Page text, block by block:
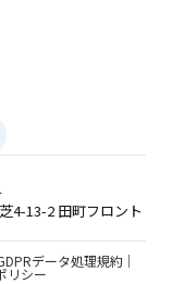
4-13-2 田町フロント
データ処理規約
リシー